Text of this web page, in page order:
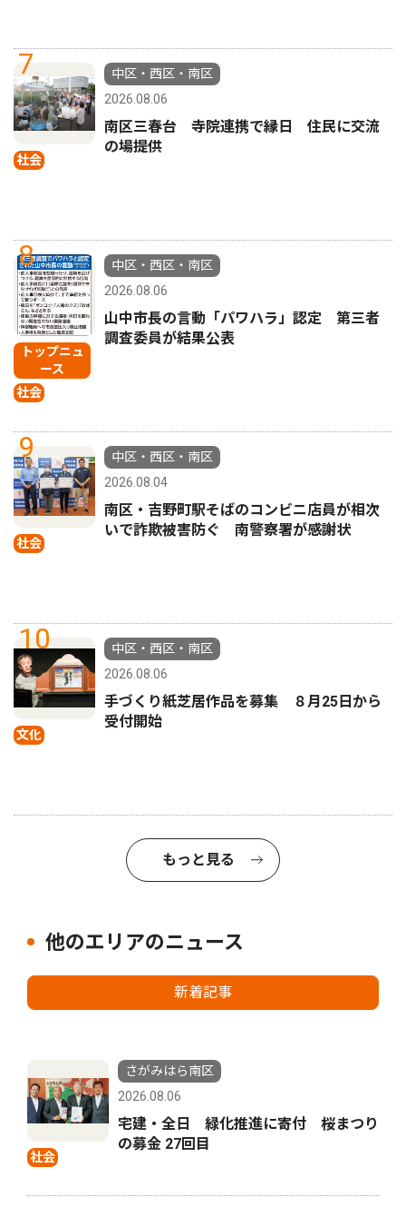
7
社会
中区・西区・南区
2026.08.06
南区三春台 寺院連携で縁日 住民に交流
の場提供
8
トップニュ
ース
社会
中区・西区・南区
2026.08.06
山中市長の言動「パワハラ」認定 第三者
調査委員が結果公表
9
社会
中区・西区・南区
2026.08.04
南区・吉野町駅そばのコンビニ店員が相次
いで詐欺被害防ぐ 南警察署が感謝状
10
文化
中区・西区・南区
2026.08.06
手づくり紙芝居作品を募集 ８月25日から
受付開始
もっと見る
他のエリアのニュース
新着記事
社会
さがみはら南区
2026.08.06
宅建・全日 緑化推進に寄付 桜まつり
の募金 27回目